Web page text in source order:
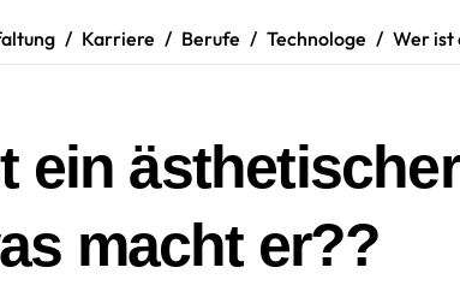
Karriere Berufe Technologe Wer ist
ein
macht er??